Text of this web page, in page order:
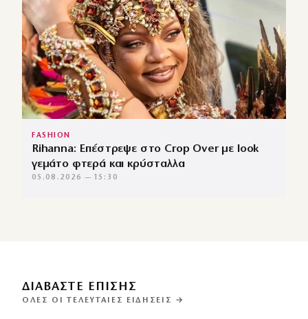
FASHION
Rihanna: Επέστρεψε στο Crop Over με look
γεμάτο φτερά και κρύσταλλα
05.08.2026 — 15:30
ΔΙΑΒΑΣΤΕ ΕΠΙΣΗΣ
ΌΛΕΣ ΟΙ ΤΕΛΕΥΤΑΊΕΣ ΕΙΔΉΣΕΙΣ →